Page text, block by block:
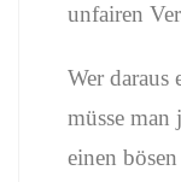
unfairen
Wer daraus
müsse man
einen